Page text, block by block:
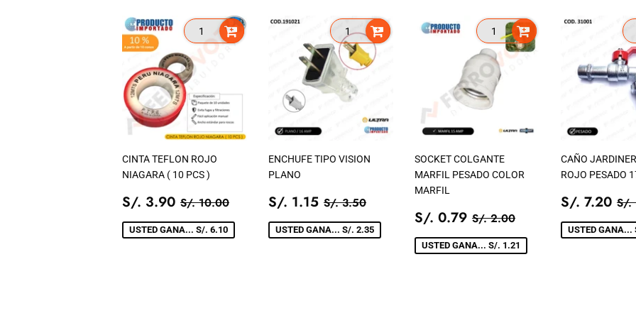
CINTA TEFLON ROJO
NIAGARA ( 10 PCS )
PRECIO
DE
VENTA
S/. 3.90 S/.
3.90
PRECIO TIENDA
S/. 10.00 S/. 10.00
USTED GANA... S/. 6.10
ENCHUFE TIPO VISION
PLANO
PRECIO
DE
VENTA
S/. 1.15 S/.
1.15
PRECIO TIENDA
S/. 3.50
USTED GANA... S/. 2.35
SOCKET COLGANTE
MARFIL PESADO COLOR
MARFIL
PRECIO
DE
VENTA
S/. 0.79 S/.
0.79
PRECIO TIENDA
S/. 2.00 S/. 2.00
USTED GANA... S/. 1.21
CAÑO
ROJO PESADO
PRECIO
DE
VENTA
S/. 7.20 S/.
USTED GANA...